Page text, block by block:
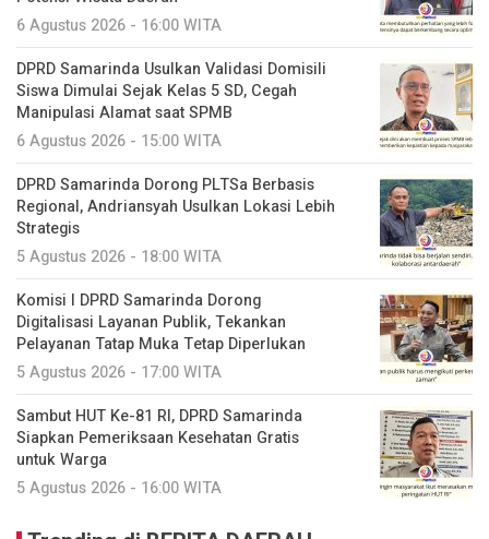
6 Agustus 2026 - 16:00 WITA
DPRD Samarinda Usulkan Validasi Domisili
Siswa Dimulai Sejak Kelas 5 SD, Cegah
Manipulasi Alamat saat SPMB
6 Agustus 2026 - 15:00 WITA
DPRD Samarinda Dorong PLTSa Berbasis
Regional, Andriansyah Usulkan Lokasi Lebih
Strategis
5 Agustus 2026 - 18:00 WITA
Komisi I DPRD Samarinda Dorong
Digitalisasi Layanan Publik, Tekankan
Pelayanan Tatap Muka Tetap Diperlukan
5 Agustus 2026 - 17:00 WITA
Sambut HUT Ke-81 RI, DPRD Samarinda
Siapkan Pemeriksaan Kesehatan Gratis
untuk Warga
5 Agustus 2026 - 16:00 WITA